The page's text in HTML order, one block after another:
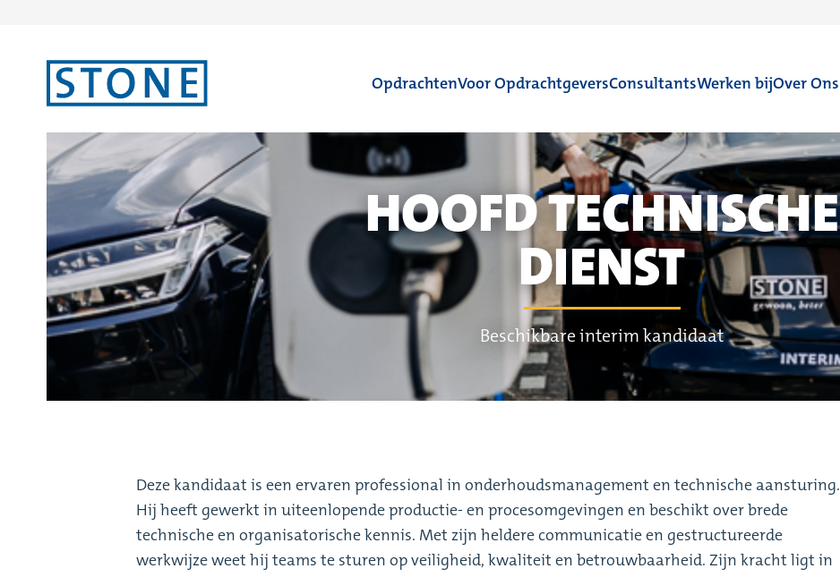
Ga
naar
OpdrachtenVoor OpdrachtgeversConsultantsWerken bijOver Ons
HOOFD TECHNISCHE
DIENST
Beschikbare interim kandidaat
Deze kandidaat is een ervaren professional in onderhoudsmanagement en technische aansturing.
Hij heeft gewerkt in uiteenlopende productie- en procesomgevingen en beschikt over brede
technische en organisatorische kennis. Met zijn heldere communicatie en gestructureerde
werkwijze weet hij teams te sturen op veiligheid, kwaliteit en betrouwbaarheid. Zijn kracht ligt in